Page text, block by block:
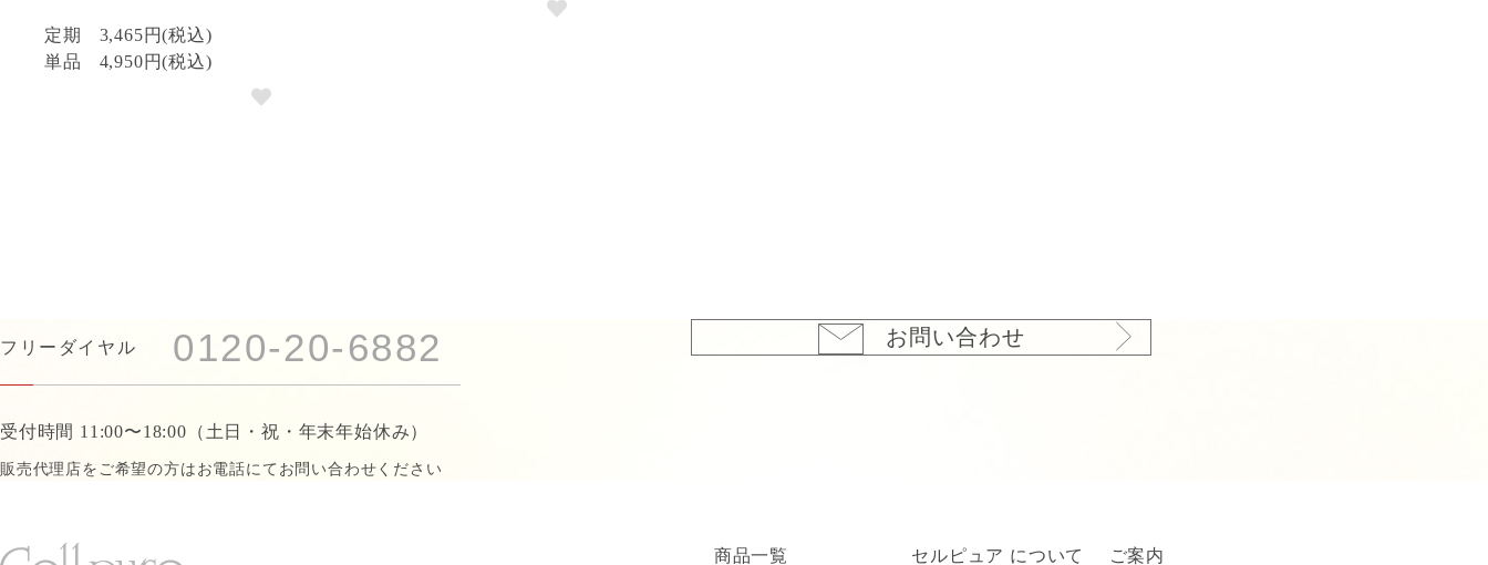
定期
3,465円(税込)
単品
4,950円(税込)
フリーダイヤル 0120-20-6882
受付時間 11:00〜18:00 （土日・祝・年末年始休み）
販売代理店をご希望の方はお電話にて お問い合わせください
お問い合わせ
商品一覧 セルピュア について ご案内